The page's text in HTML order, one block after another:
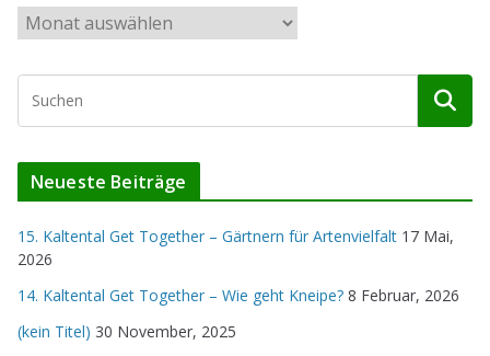
c
i
Neueste Beiträge
15. Kaltental Get Together – Gärtnern für Artenvielfalt 17 Mai,
2026
14. Kaltental Get Together – Wie geht Kneipe? 8 Februar, 2026
(kein Titel) 30 November, 2025